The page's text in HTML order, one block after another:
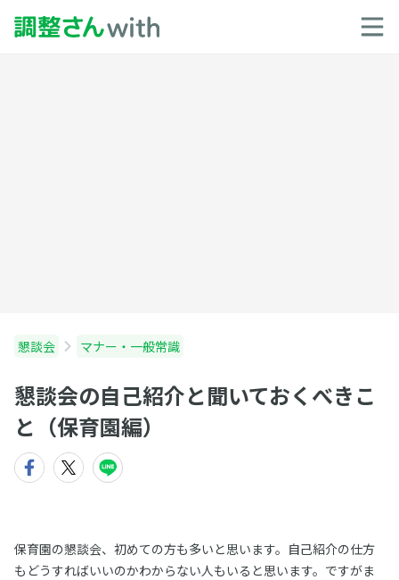
懇談会 マナー・一般常識
懇談会の自己紹介と聞いておくべきこ
と（保育園編）
保育園の懇談会、初めての方も多いと思います。自己紹介の仕方
もどうすればいいのかわからない人もいると思います。ですがま